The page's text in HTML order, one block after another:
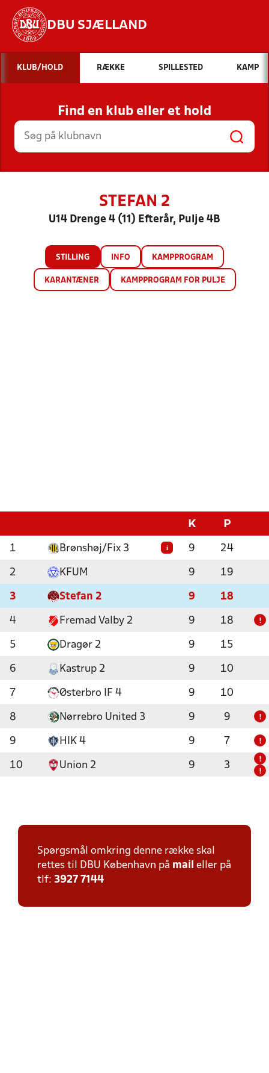
DBU SJÆLLAND
Hvad vil du søge efter?
INDHOLD OG NYHEDER
STILLINGER, RESULTATER, KLUBBER OG
HOLD
KLUB/HOLD RÆKKE SPILLESTED KAMP
Find en klub eller et hold
STEFAN 2
U14 Drenge 4 (11) Efterår, Pulje 4B
STILLING INFO KAMPPROGRAM
KARANTÆNER KAMPPROGRAM FOR PULJE
K P
1 Brønshøj/Fix 3 i 9 24
2 KFUM 9 19
3 Stefan 2 9 18
4 Fremad Valby 2 9 18 !
5 Dragør 2 9 15
6 Kastrup 2 9 10
7 Østerbro IF 4 9 10
8 Nørrebro United 3 9 9 !
9 HIK 4 9 7 !
10 Union 2 9 3
!
!
Spørgsmål omkring denne række skal
rettes til DBU København på mail eller på
tlf: 3927 7144